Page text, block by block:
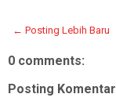
← Posting Lebih Baru
0 comments:
Posting Komentar